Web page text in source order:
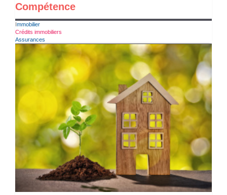
Compétence
Immobilier
Crédits immobiliers
Assurances